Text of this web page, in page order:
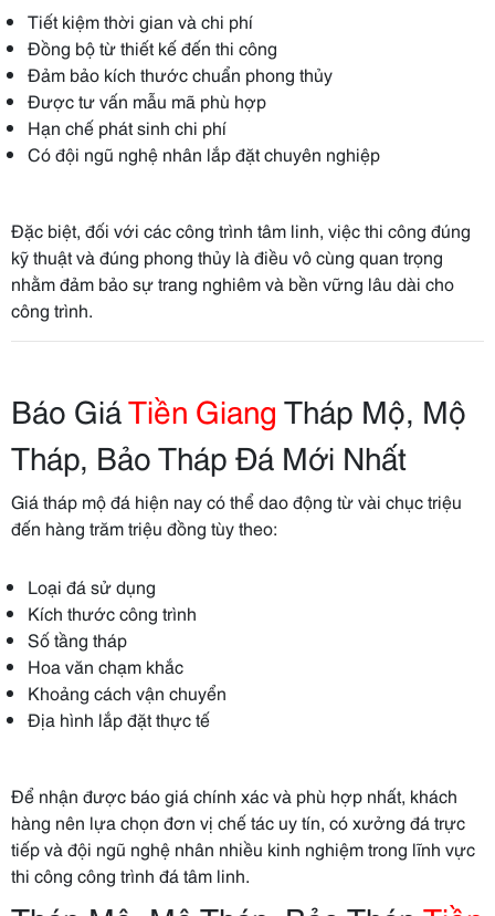
Tiết kiệm thời gian và chi phí
Đồng bộ từ thiết kế đến thi công
Đảm bảo kích thước chuẩn phong thủy
Được tư vấn mẫu mã phù hợp
Hạn chế phát sinh chi phí
Có đội ngũ nghệ nhân lắp đặt chuyên nghiệp
Đặc biệt, đối với các công trình tâm linh, việc thi công đúng
kỹ thuật và đúng phong thủy là điều vô cùng quan trọng
nhằm đảm bảo sự trang nghiêm và bền vững lâu dài cho
công trình.
Báo GiáTiền Giang Tháp Mộ, Mộ
Tháp, Bảo Tháp Đá Mới Nhất
Giá tháp mộ đá hiện nay có thể dao động từ vài chục triệu
đến hàng trăm triệu đồng tùy theo:
Loại đá sử dụng
Kích thước công trình
Số tầng tháp
Hoa văn chạm khắc
Khoảng cách vận chuyển
Địa hình lắp đặt thực tế
Để nhận được báo giá chính xác và phù hợp nhất, khách
hàng nên lựa chọn đơn vị chế tác uy tín, có xưởng đá trực
tiếp và đội ngũ nghệ nhân nhiều kinh nghiệm trong lĩnh vực
thi công công trình đá tâm linh.